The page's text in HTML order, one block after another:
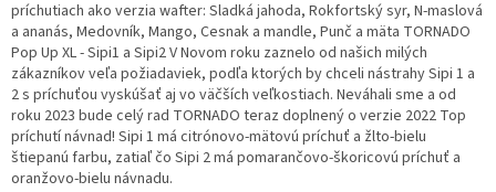
príchutiach ako verzia wafter: Sladká jahoda, Rokfortský syr, N-maslová
a ananás, Medovník, Mango, Cesnak a mandle, Punč a mäta TORNADO
Pop Up XL - Sipi1 a Sipi2 V Novom roku zaznelo od našich milých
zákazníkov veľa požiadaviek, podľa ktorých by chceli nástrahy Sipi 1 a
2 s príchuťou vyskúšať aj vo väčších veľkostiach. Neváhali sme a od
roku 2023 bude celý rad TORNADO teraz doplnený o verzie 2022 Top
príchutí návnad! Sipi 1 má citrónovo-mätovú príchuť a žlto-bielu
štiepanú farbu, zatiaľ čo Sipi 2 má pomarančovo-škoricovú príchuť a
oranžovo-bielu návnadu.